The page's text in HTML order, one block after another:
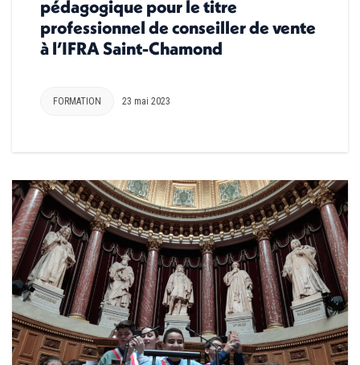
pédagogique pour le titre
professionnel de conseiller de vente
à l’IFRA Saint-Chamond
FORMATION 23 mai 2023